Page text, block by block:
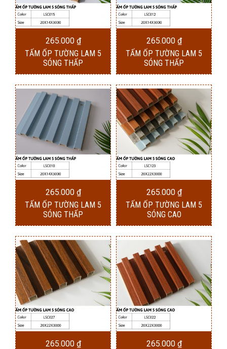
265.000 ₫
TẤM ỐP TƯỜNG LAM 5
SÓNG THẤP
265.000 ₫
TẤM ỐP TƯỜNG LAM 5
SÓNG THẤP
265.000 ₫
TẤM ỐP TƯỜNG LAM 5
SÓNG THẤP
265.000 ₫
TẤM ỐP TƯỜNG LAM 5
SÓNG CAO
265.000 ₫
265.000 ₫